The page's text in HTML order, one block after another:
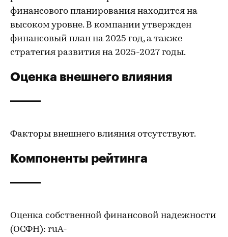
финансового планирования находится на
высоком уровне. В компании утвержден
финансовый план на 2025 год, а также
стратегия развития на 2025-2027 годы.
Оценка внешнего влияния
Факторы внешнего влияния отсутствуют.
Компоненты рейтинга
Оценка собственной финансовой надежности
(ОСФН): ruA-